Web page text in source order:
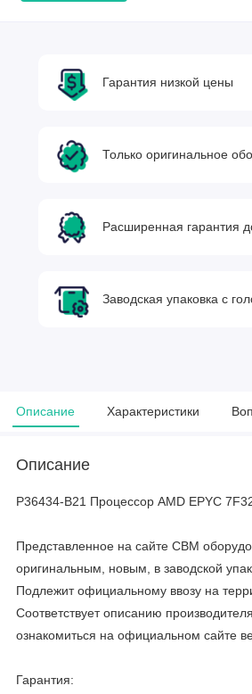
Гарантия низкой цены
Только оригинальное
Расширенная гарантия
Заводская упаковка с
Описание Характеристики
Описание
P36434-B21 Процессор AMD EPYC
Представленное на сайте CBM
оригинальным, новым, в заводской
Подлежит официальному ввозу на
Соответствует описанию
ознакомиться на официальном сайте
Гарантия: